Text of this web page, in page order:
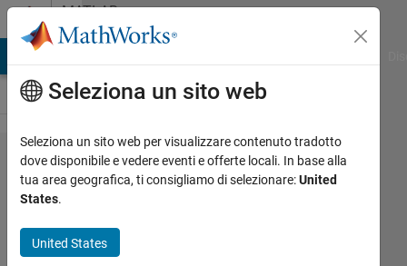
Vai al contenutoMATLAB
Answers
How to
replace
values
Seleziona un sito web
Seleziona un sito web per visualizzare contenuto tradotto
dove disponibile e vedere eventi e offerte locali. In base alla
tua area geografica, ti consigliamo di selezionare:United
States.
United States